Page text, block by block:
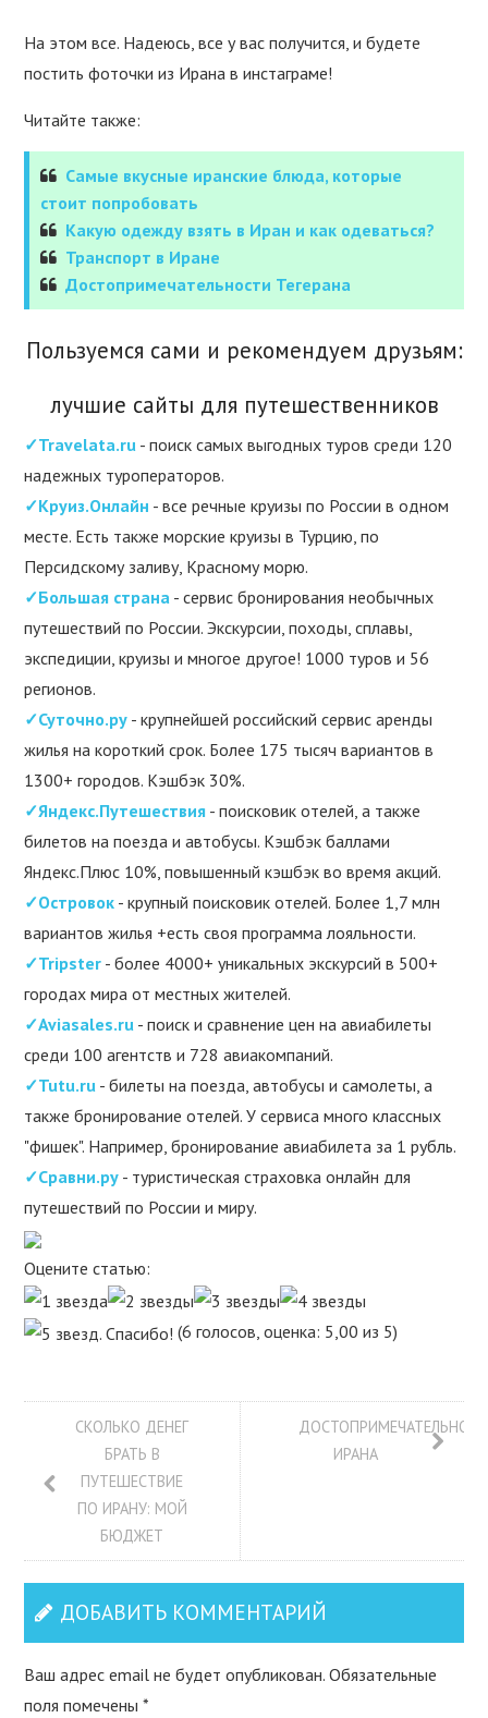
На этом все. Надеюсь, все у вас получится, и будете
постить фоточки из Ирана в инстаграме!
Читайте также:
Самые вкусные иранские блюда, которые
стоит попробовать
Какую одежду взять в Иран и как одеваться?
Транспорт в Иране
Достопримечательности Тегерана
Пользуемся сами и рекомендуем друзьям:
лучшие сайты для путешественников
✓Travelata.ru - поиск самых выгодных туров среди 120
надежных туроператоров.
✓Круиз.Онлайн - все речные круизы по России в одном
месте. Есть также морские круизы в Турцию, по
Персидскому заливу, Красному морю.
✓Большая страна - сервис бронирования необычных
путешествий по России. Экскурсии, походы, сплавы,
экспедиции, круизы и многое другое! 1000 туров и 56
регионов.
✓Суточно.ру - крупнейшей российский сервис аренды
жилья на короткий срок. Более 175 тысяч вариантов в
1300+ городов. Кэшбэк 30%.
✓Яндекс.Путешествия - поисковик отелей, а также
билетов на поезда и автобусы. Кэшбэк баллами
Яндекс.Плюс 10%, повышенный кэшбэк во время акций.
✓Островок - крупный поисковик отелей. Более 1,7 млн
вариантов жилья +есть своя программа лояльности.
✓Tripster - более 4000+ уникальных экскурсий в 500+
городах мира от местных жителей.
✓Aviasales.ru - поиск и сравнение цен на авиабилеты
среди 100 агентств и 728 авиакомпаний.
✓Tutu.ru - билеты на поезда, автобусы и самолеты, а
также бронирование отелей. У сервиса много классных
"фишек". Например, бронирование авиабилета за 1 рубль.
✓Сравни.ру - туристическая страховка онлайн для
путешествий по России и миру.
Оцените статью:
(6 голосов, оценка: 5,00 из 5)
СКОЛЬКО ДЕНЕГ
БРАТЬ В
ПУТЕШЕСТВИЕ
ПО ИРАНУ: МОЙ
БЮДЖЕТ
ИРАНА
ДОБАВИТЬ КОММЕНТАРИЙ
Ваш адрес email не будет опубликован. Обязательные
поля помечены*